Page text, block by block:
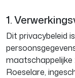
1.
Dit privacybeleid
Roeselare,